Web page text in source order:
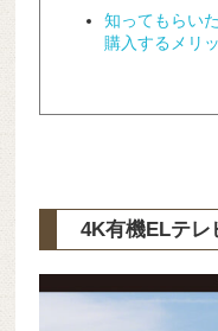
知ってもらい
購入するメリ
4K有機ELテレ